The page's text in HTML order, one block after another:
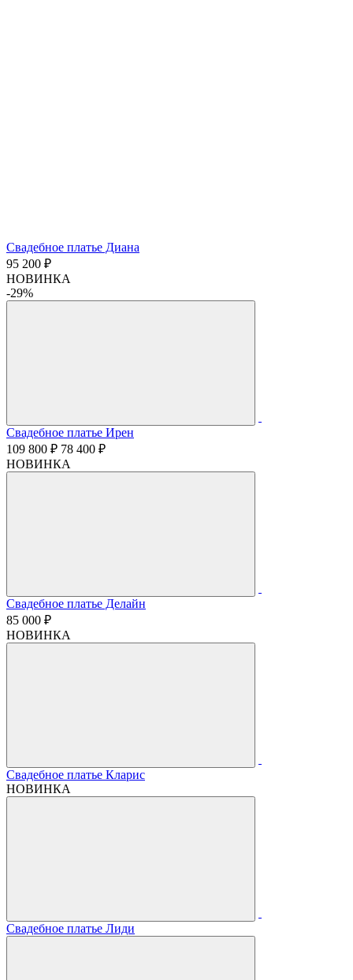
Свадебное платье Диана
95 200 ₽
НОВИНКА
-29%
Свадебное платье Ирен
109 800 ₽ 78 400 ₽
НОВИНКА
Свадебное платье Делайн
85 000 ₽
НОВИНКА
Свадебное платье Кларис
НОВИНКА
Свадебное платье Лиди